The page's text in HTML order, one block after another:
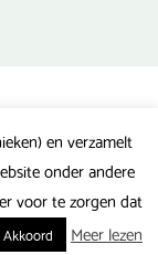
en verzamelt
onder andere
voor te zorgen dat
Akkoord Meer lezen